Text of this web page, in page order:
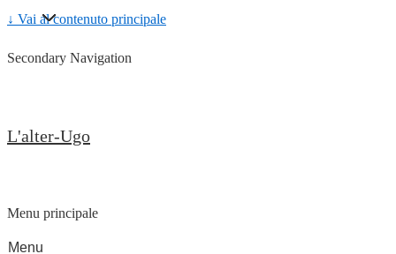
↓ Vai al contenuto principale
Secondary Navigation
L'alter-Ugo
Menu principale
Menu